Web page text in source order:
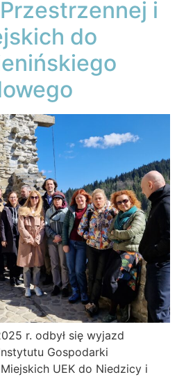
i
do
r. odbył się wyjazd
Gospodarki
UEK do Niedzicy i